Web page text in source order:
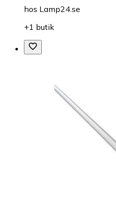
hos Lamp24.se
+1 butik